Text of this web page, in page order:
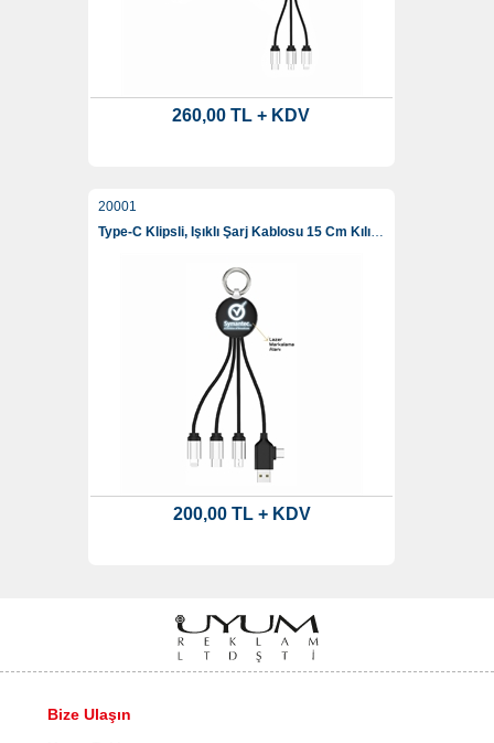
260,00 TL + KDV
20001
Type-C Klipsli, Işıklı Şarj Kablosu 15 Cm Kılıfsız
200,00 TL + KDV
Bize Ulaşın